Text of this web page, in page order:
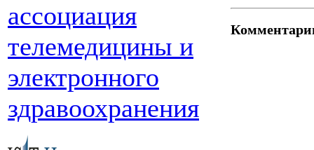
ассоциация
телемедицины и
электронного
здравоохранения